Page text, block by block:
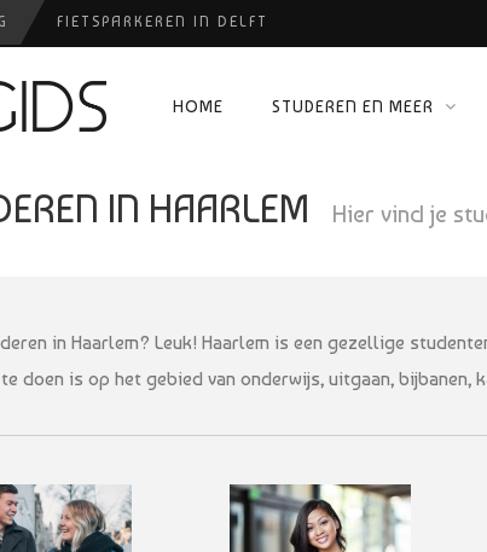
FIETSPARKEREN IN DELFT
USED PRODUCTS LEIDEN
HUISARTSENPRAKTIJK BINCK-ZORG
HOME STUDEREN EN MEER
IN HAARLEM Hier vind je
in Haarlem? Leuk! Haarlem is een gezellige
doen is op het gebied van onderwijs, uitgaan,